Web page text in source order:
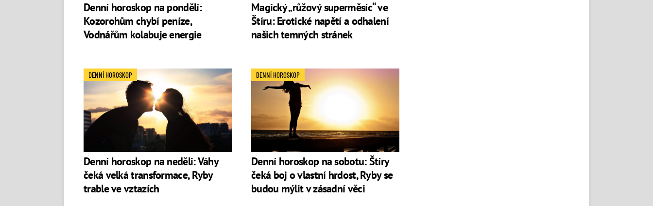
Denní horoskop na pondělí:
Kozorohům chybí peníze,
Vodnářům kolabuje energie
Magický „růžový superměsíc“ ve
Štíru: Erotické napětí a odhalení
našich temných stránek
Denní horoskop na neděli: Váhy
čeká velká transformace, Ryby
trable ve vztazích
DENNÍ HOROSKOP
Denní horoskop na sobotu: Štíry
čeká boj o vlastní hrdost, Ryby se
budou mýlit v zásadní věci
DENNÍ HOROSKOP